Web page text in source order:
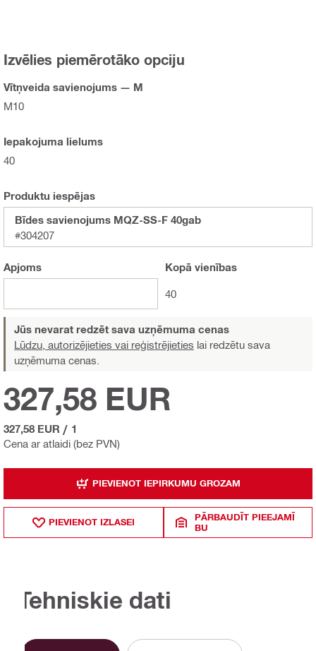
Izvēlies piemērotāko opciju
Vītņveida savienojums — M
M10
Iepakojuma lielums
40
Produktu iespējas
Bīdes savienojums MQZ-SS-F 40gab
#304207
Apjoms Kopā vienības
40
Jūs nevarat redzēt sava uzņēmuma cenas
Lūdzu, autorizējieties vai reģistrējieties lai redzētu sava
uzņēmuma cenas.
Cena ar atlaidi (bez PVN)
327,58 EUR
327,58 EUR / 1
PIEVIENOT IEPIRKUMU GROZAM
PIEVIENOT IZLASEI
PĀRBAUDĪT PIEEJAMĪ
BU
Tehniskie dati